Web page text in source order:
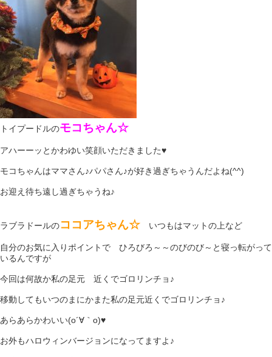
トイプードルのモコちゃん☆
アハーーッとかわゆい笑顔いただきました♥
モコちゃんはママさん♪パパさん♪が好き過ぎちゃうんだよね(^^)
お迎え待ち遠し過ぎちゃうね♪
ラブラドールのココアちゃん☆ いつもはマットの上など
自分のお気に入りポイントで ひろびろ～～のびのび～と寝っ転がって
いるんですが
今回は何故か私の足元 近くでゴロリンチョ♪
移動してもいつのまにかまた私の足元近くでゴロリンチョ♪
あらあらかわいい(o´∀｀o)♥
お外もハロウィンバージョンになってますよ♪